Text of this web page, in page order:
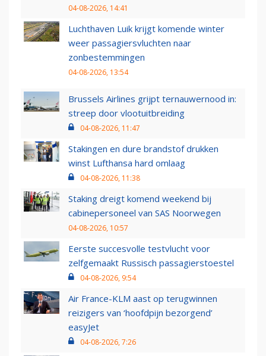
04-08-2026, 14:41
Luchthaven Luik krijgt komende winter
weer passagiersvluchten naar
zonbestemmingen
04-08-2026, 13:54
Brussels Airlines grijpt ternauwernood in:
streep door vlootuitbreiding
04-08-2026, 11:47
Stakingen en dure brandstof drukken
winst Lufthansa hard omlaag
04-08-2026, 11:38
Staking dreigt komend weekend bij
cabinepersoneel van SAS Noorwegen
04-08-2026, 10:57
Eerste succesvolle testvlucht voor
zelfgemaakt Russisch passagierstoestel
04-08-2026, 9:54
Air France-KLM aast op terugwinnen
reizigers van ‘hoofdpijn bezorgend’
easyJet
04-08-2026, 7:26